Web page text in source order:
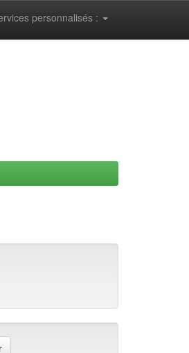
personnalisés :